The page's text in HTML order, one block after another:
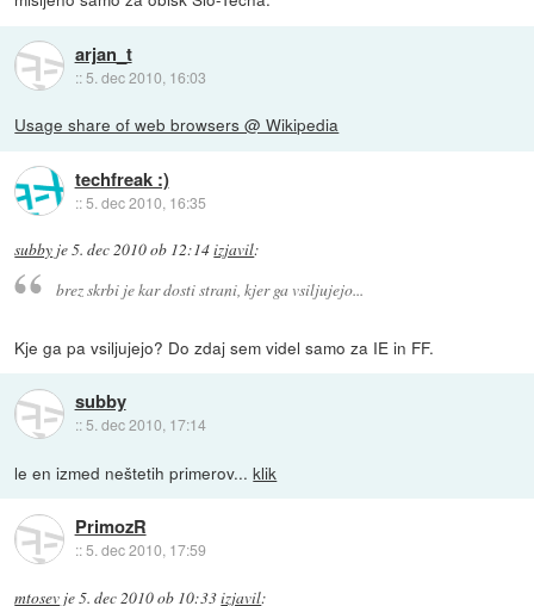
arjan_t
:: 5. dec 2010, 16:03
Usage share of web browsers @ Wikipedia
techfreak :)
::5. dec 2010, 16:35
subby je5. dec 2010 ob 12:14izjavil:
brez skrbi je kar dosti strani, kjer ga vsiljujejo...
Kje ga pa vsiljujejo? Do zdaj sem videl samo za IE in FF.
subby
:: 5. dec 2010, 17:14
le en izmed neštetih primerov...klik
PrimozR
::5. dec 2010, 17:59
mtosev je5. dec 2010 ob 10:33izjavil: